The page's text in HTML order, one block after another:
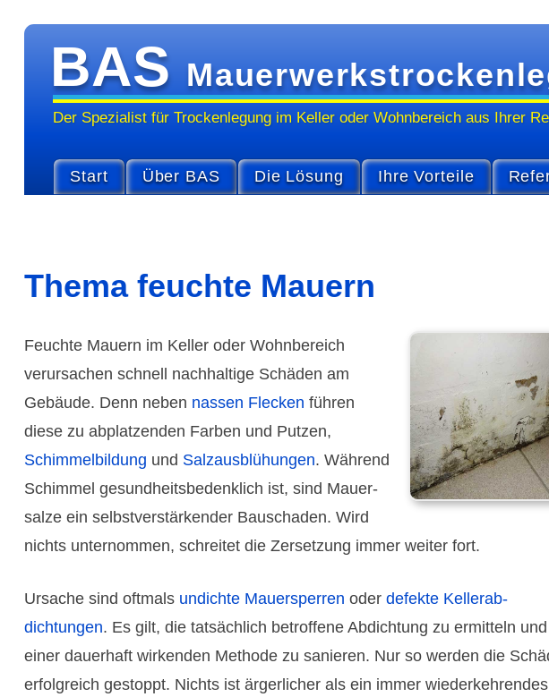
BAS
Der Spezialist für Trocken­legung im Keller oder Wohn­bereichaus Ihrer
Start Über BAS Die Lösung Ihre Vorteile
Thema feuchte Mauern
Feuchte Mauern im Keller oder Wohnbe­reich
verursachen schnell nach­haltige Schäden am
Gebäude. Denn neben nassen Flecken führen
diese zu abplat­zenden Farben und Putzen,
Schimmel­bildung und Salzaus­blühungen. Während
Schimmel gesund­heits­bedenklich ist, sind Mauer­
salze ein selbst­verstär­kender Bauschaden. Wird
nichts unter­nommen, schreitet die Zerset­zung immer weiter fort.
Ursache sind oftmals undichte Mauer­sperren oder defekte Kellerab­
dichtungen. Es gilt, die tatsächlich betroffene Abdich­tung zu ermit­teln
einer dauer­haft wirkenden Methode zu sanieren. Nur so werden die
erfolg­reich gestoppt. Nichts ist ärger­licher als ein immer